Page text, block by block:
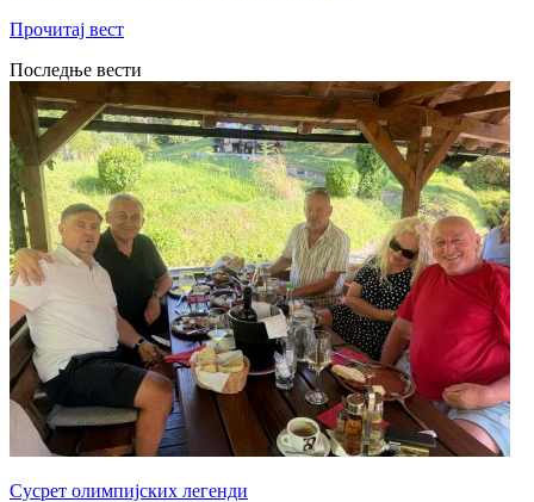
Прочитај вест
Последње вести
Сусрет олимпијских легенди